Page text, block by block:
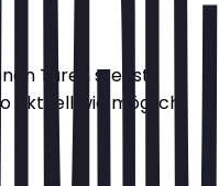
Türen stehst,
aktuell wie möglich.